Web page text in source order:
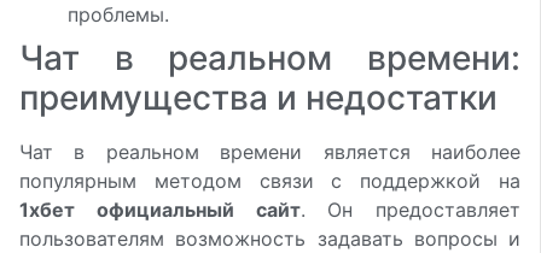
проблемы.
Чат в реальном времени:
преимущества и недостатки
Чат в реальном времени является наиболее
популярным методом связи с поддержкой на
1хбет официальный сайт. Он предоставляет
пользователям возможность задавать вопросы и